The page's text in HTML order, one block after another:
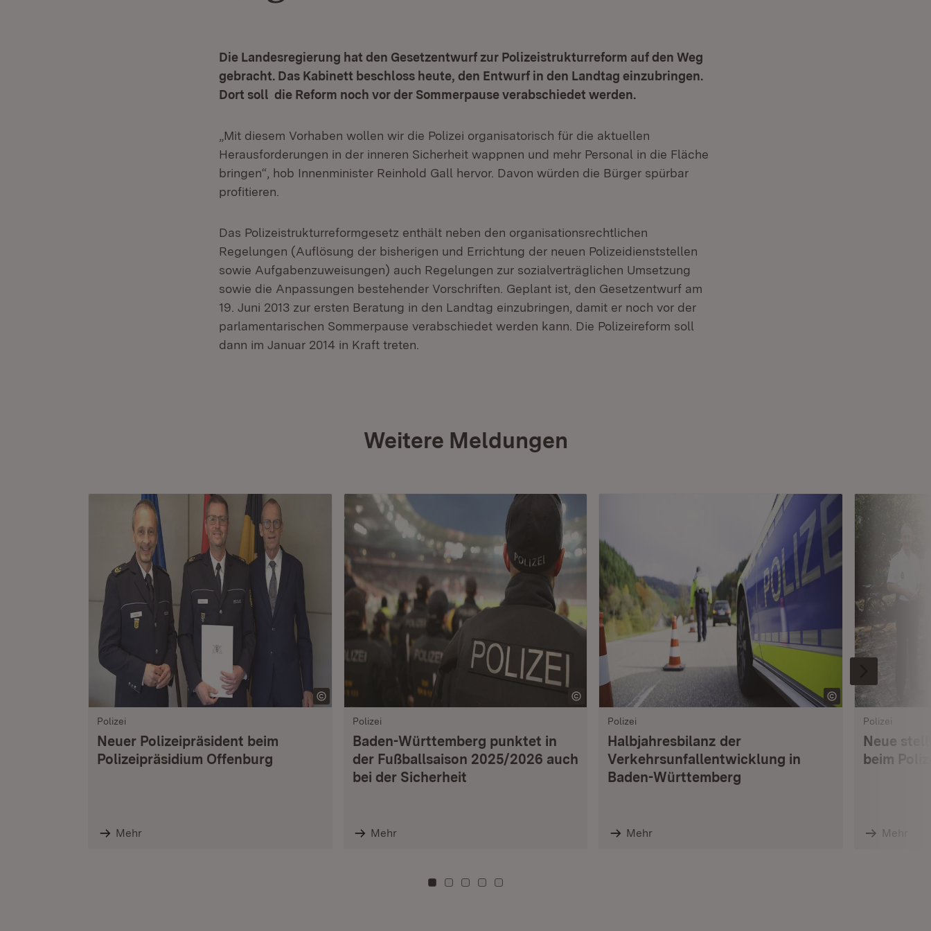
Die Landesregierung hat den Gesetzentwurf zur Polizeistrukturreform auf den Weg
gebracht. Das Kabinett beschloss heute, den Entwurf in den Landtag einzubringen.
Dort soll die Reform noch vor der Sommerpause verabschiedet werden.
„Mit diesem Vorhaben wollen wir die Polizei organisatorisch für die aktuellen
Herausforderungen in der inneren Sicherheit wappnen und mehr Personal in die Fläche
bringen“, hob Innenminister Reinhold Gall hervor. Davon würden die Bürger spürbar
profitieren.
Das Polizeistrukturreformgesetz enthält neben den organisationsrechtlichen
Regelungen (Auflösung der bisherigen und Errichtung der neuen Polizeidienststellen
sowie Aufgabenzuweisungen) auch Regelungen zur sozialverträglichen Umsetzung
sowie die Anpassungen bestehender Vorschriften. Geplant ist, den Gesetzentwurf am
19. Juni 2013 zur ersten Beratung in den Landtag einzubringen, damit er noch vor der
parlamentarischen Sommerpause verabschiedet werden kann. Die Polizeireform soll
dann im Januar 2014 in Kraft treten.
Weitere Meldungen
Polizei
Neuer Polizeipräsident beim
Polizeipräsidium Offenburg
Mehr
Polizei
Baden-Württemberg punktet in
der Fußballsaison 2025/2026 auch
bei der Sicherheit
Mehr
Polizei
Halbjahresbilanz der
Verkehrsunfallentwicklung in
Baden-Württemberg
Mehr
Polizei
Neue
beim
Mehr
Zu Kachel: 0
Zu Kachel: 3
Zu Kachel: 6
Zu Kachel: 9
Zu Kachel: 12